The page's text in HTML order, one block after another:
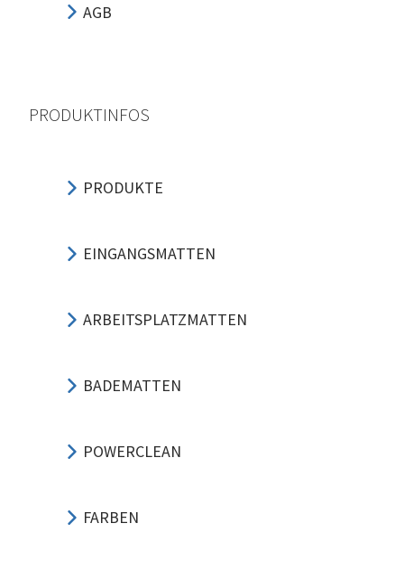
AGB
PRODUKTINFOS
PRODUKTE
EINGANGSMATTEN
ARBEITSPLATZMATTEN
BADEMATTEN
POWERCLEAN
FARBEN